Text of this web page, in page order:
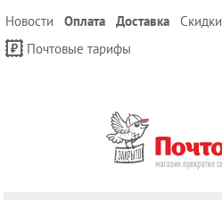
Новости Оплата Доставка Скидки
Почтовые тарифы